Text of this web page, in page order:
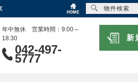
年中無休 営業時間：9:00～
18:30
042-497-
5777
新
物件検索